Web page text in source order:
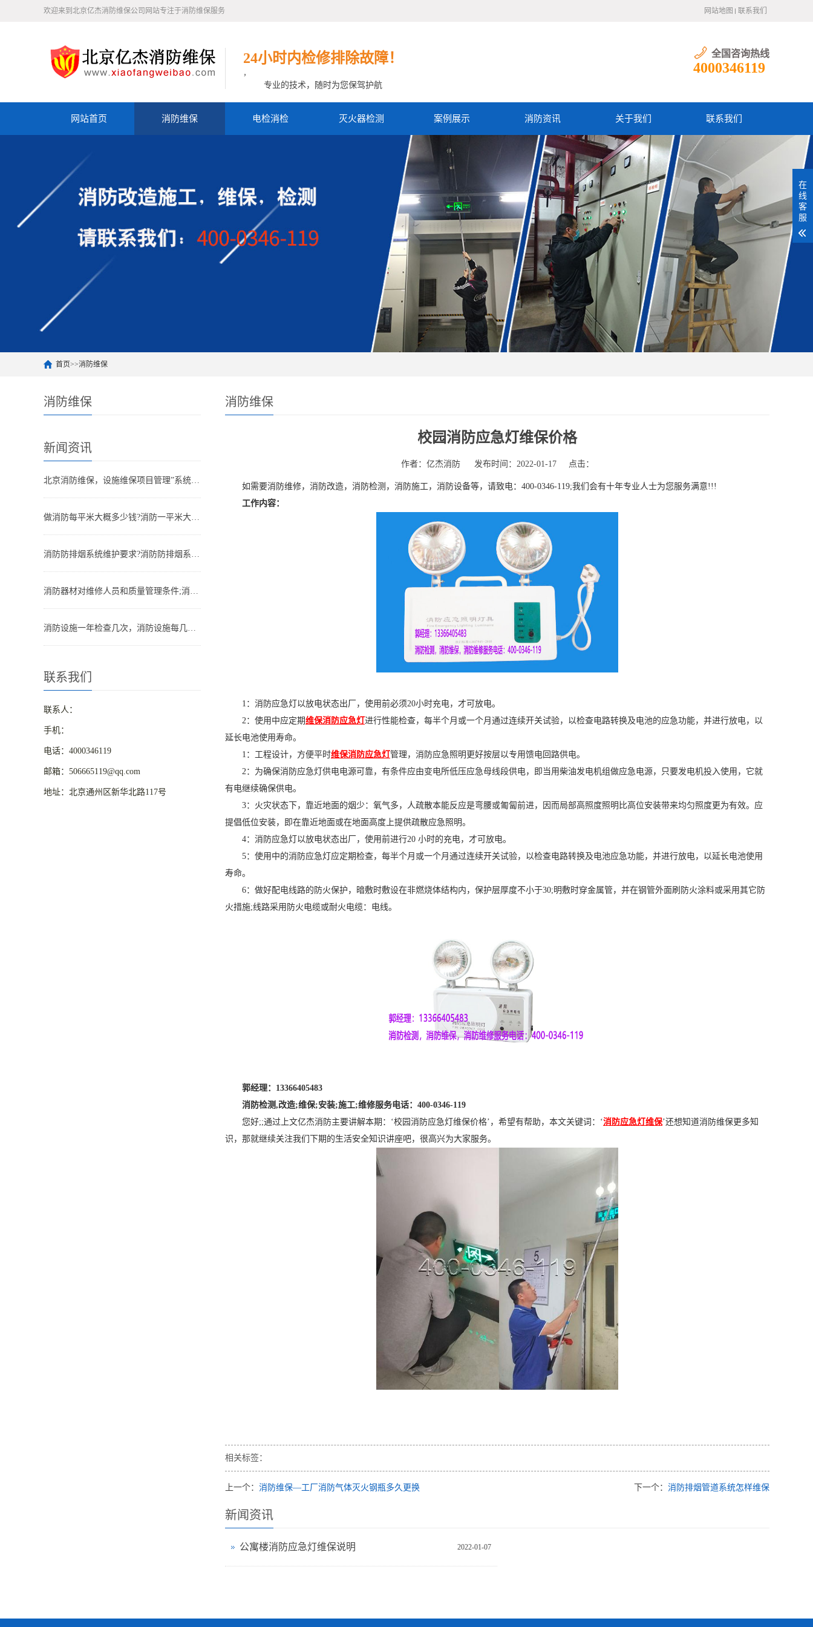
欢迎来到北京亿杰消防维保公司网站专注于消防维保服务 网站地图 联系我们
24小时内检修排除故障！
，
专业的技术，随时为您保驾护航
全国咨询热线
4000346119
网站首页 消防维保 电检消检 灭火器检测 案例展示 消防资讯 关于我们 联系我们
首页>>消防维保
消防维保
新闻资讯
北京消防维保，设施维保项目管理”系统应急启动功能的数量应如何填写？
做消防每平米大概多少钱?消防一平米大约多少钱
消防防排烟系统维护要求?消防防排烟系统包括什么
消防器材对维修人员和质量管理条件;消防器材管理要求
消防设施一年检查几次，消防设施每几年检查一次
联系我们
联系人：
手机：
电话：4000346119
邮箱：506665119@qq.com
地址：北京通州区新华北路117号
消防维保
校园消防应急灯维保价格
作者：亿杰消防 发布时间：2022-01-17 点击：
如需要消防维修，消防改造，消防检测，消防施工，消防设备等，请致电：400-0346-119;我们会有十年专业人士为您服务满意!!!
工作内容：
1：消防应急灯以放电状态出厂，使用前必须20小时充电，才可放电。
2：使用中应定期维保消防应急灯 进行性能检查，每半个月或一个月通过连续开关试验，以检查电路转换及电池的应急功能，并进行放电，以
延长电池使用寿命。
1：工程设计，方便平时维保消防应急灯 管理，消防应急照明更好按层以专用馈电回路供电。
2：为确保消防应急灯供电电源可靠，有条件应由变电所低压应急母线段供电，即当用柴油发电机组做应急电源，只要发电机投入使用，它就
有电继续确保供电。
3：火灾状态下，靠近地面的烟少：氧气多，人疏散本能反应是弯腰或匍匐前进，因而局部高照度照明比高位安装带来均匀照度更为有效。应
提倡低位安装，即在靠近地面或在地面高度上提供疏散应急照明。
4：消防应急灯以放电状态出厂，使用前进行20 小时的充电，才可放电。
5：使用中的消防应急灯应定期检查，每半个月或一个月通过连续开关试验，以检查电路转换及电池应急功能，并进行放电，以延长电池使用
寿命。
6：做好配电线路的防火保护，暗敷时敷设在非燃烧体结构内，保护层厚度不小于30;明敷时穿金属管，并在钢管外面刷防火涂料或采用其它防
火措施;线路采用防火电缆或耐火电缆：电线。
郭经理：13366405483
消防检测,改造;维保;安装;施工;维修服务电话：400-0346-119
您好;;通过上文亿杰消防主要讲解本期：‘校园消防应急灯维保价格’，希望有帮助，本文关键词：‘消防应急灯维保’还想知道消防维保更多知
识，那就继续关注我们下期的生活安全知识讲座吧，很高兴为大家服务。
相关标签：
上一个： 消防维保—工厂消防气体灭火钢瓶多久更换 下一个： 消防排烟管道系统怎样维保
新闻资讯
2022-01-07
公寓楼消防应急灯维保说明
在
线
客
服